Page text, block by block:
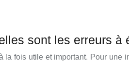
sont les erreurs
la fois utile et important. Pour